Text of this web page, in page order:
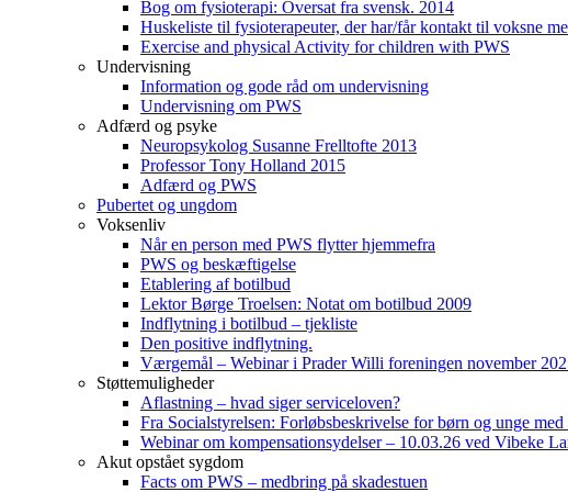
Bog om fysioterapi: Oversat fra svensk. 2014
Huskeliste til fysioterapeuter, der har/får kontakt til voksne
Exercise and physical Activity for children with PWS
Undervisning
Information og gode råd om undervisning
Undervisning om PWS
Adfærd og psyke
Neuropsykolog Susanne Frelltofte 2013
Professor Tony Holland 2015
Adfærd og PWS
Pubertet og ungdom
Voksenliv
Når en person med PWS flytter hjemmefra
PWS og beskæftigelse
Etablering af botilbud
Lektor Børge Troelsen: Notat om botilbud 2009
Indflytning i botilbud – tjekliste
Den positive indflytning.
Værgemål – Webinar i Prader Willi foreningen november
Støttemuligheder
Aflastning – hvad siger serviceloven?
Fra Socialstyrelsen: Forløbsbeskrivelse for børn og unge
Webinar om kompensationsydelser – 10.03.26 ved Vibeke
Akut opstået sygdom
Facts om PWS – medbring på skadestuen